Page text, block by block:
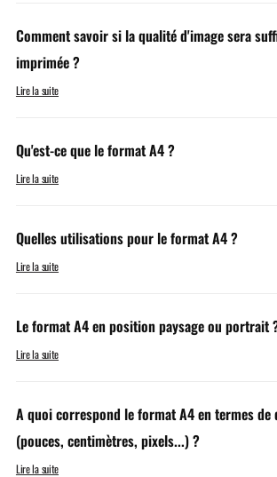
Comment savoir si la qualité d'image sera
imprimée ?
Lire la suite
Qu'est-ce que le format A4 ?
Lire la suite
Quelles utilisations pour le format A4 ?
Lire la suite
Le format A4 en position paysage ou portrait
Lire la suite
A quoi correspond le format A4 en termes de
(pouces, centimètres, pixels...) ?
Lire la suite